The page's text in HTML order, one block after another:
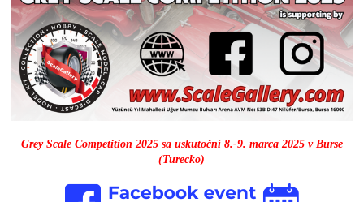
Grey Scale Competition 2025 sa uskutoční 8.-9. marca 2025 v Burse
(Turecko)